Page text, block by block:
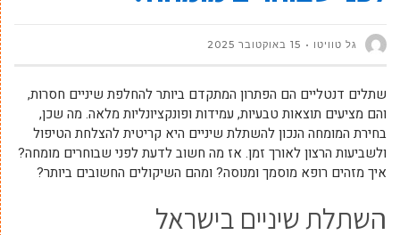
גל טוויטו 15 באוקטובר 2025
שתלים דנטליים הם הפתרון המתקדם ביותר להחלפת שיניים חסרות,
והם מציעים תוצאות טבעיות, עמידות ופונקציונליות מלאה. מה שכן,
בחירת המומחה הנכון להשתלת שיניים היא קריטית להצלחת הטיפול
ולשביעות הרצון לאורך זמן. אז מה חשוב לדעת לפני שבוחרים מומחה?
איך מזהים רופא מוסמך ומנוסה? ומהם השיקולים החשובים ביותר?
השתלת שיניים בישראל